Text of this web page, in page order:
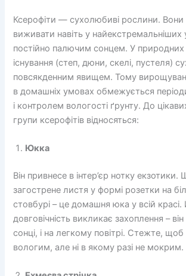
Ксерофіти — сухолюбиві рослини.
виживати навіть у найекстремальніших
постійно палючим сонцем. У
існування (степ, дюни, скелі, пустеля)
повсякденним явищем. Тому
в домашніх умовах обмежується
і контролем вологості ґрунту. До
групи ксерофітів відносяться:
Юкка
Він привнесе в інтер’єр нотку екзотики.
загострене листя у формі розетки на
стовбурі – це домашня юка у всій красі.
довговічність викликає захоплення – він
сонці, і на легкому повітрі. Стежте,
вологим, але ні в якому разі не мокрим.